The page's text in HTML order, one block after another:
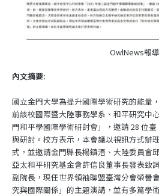
OwlNews報導
內文摘要:
國立金門大學為提升國際學術研究的能量
前該校國際暨大陸事務學系、和平研究中
門和平學國際學術研討會」，邀請 28 位
與研討。校方表示，本會議以視訊方式辦
式，並邀請金門縣長楊鎮浯、大陸委員會
亞太和平研究基金會許信良董事長發表致
副院長，現任世界領袖聯盟臺灣分會榮譽
究與國際關係」的主題演講，並有多篇學